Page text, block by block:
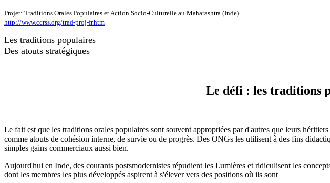
Projet: Traditions Orales Populaires et Action Socio-Culturelle au Maharashtra (Inde)
http://www.ccrss.org/trad-proj-fr.htm
Les traditions populaires
Des atouts stratégiques
Le défi : les traditions
Le fait est que les traditions orales populaires sont souvent appropriées par d'autres que leurs
comme atouts de cohésion interne, de survie ou de progrès. Des ONGs les utilisent à des fins
simples gains commerciaux aussi bien.
Aujourd'hui en Inde, des courants postsmodernistes répudient les Lumières et ridiculisent les
dont les membres les plus développés aspirent à s'élever vers des positions où ils sont